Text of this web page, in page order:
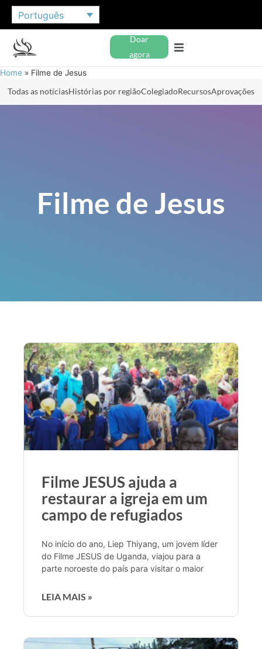
Português
Doar
agora
Home » Filme de Jesus
Todas as notíciasHistórias por regiãoColegiadoRecursosAprovações
Filme de Jesus
Filme JESUS ajuda a
restaurar a igreja em um
campo de refugiados
No início do ano, Liep Thiyang, um jovem líder
do Filme JESUS de Uganda, viajou para a
parte noroeste do país para visitar o maior
LEIA MAIS »